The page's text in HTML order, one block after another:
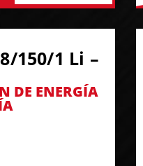
150/1 Li –
DE ENERGÍA